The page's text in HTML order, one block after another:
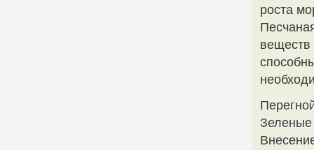
роста
веществ
Зеленые